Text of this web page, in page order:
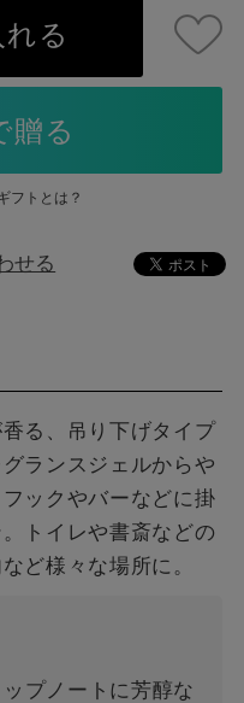
る
フトとは？
せる
る、吊り下げタイプ
ランスジェルからや
ックやバーなどに掛
トイレや書斎などの
ど様々な場所に。
プノートに芳醇な